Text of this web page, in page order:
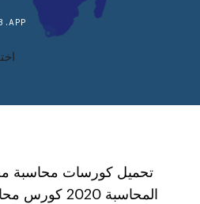
تحميل كورسات محاسبة
المحاسبة